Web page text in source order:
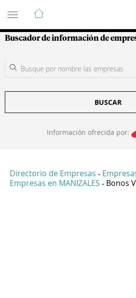
Guía de Empresas
Buscador de información de
BUSCAR
Información ofrecida por:
Directorio de Empresas -
Empresas en MANIZALES - Bonos